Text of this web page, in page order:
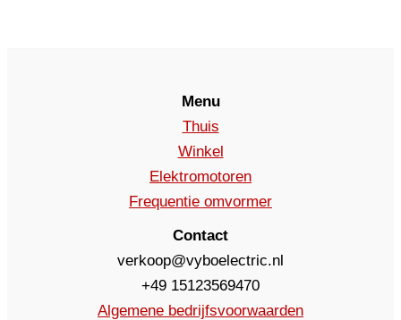
Menu
Thuis
Winkel
Elektromotoren
Frequentie omvormer
Contact
verkoop@vyboelectric.nl
+49 15123569470
Algemene bedrijfsvoorwaarden